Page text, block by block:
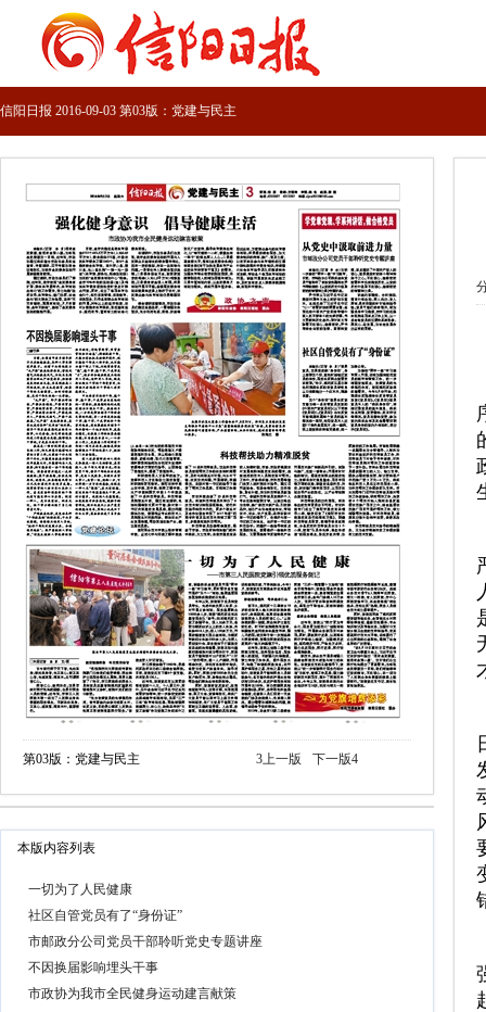
信阳日报 2016-09-03 第03版：党建与民主
第03版：党建与民主 3上一版 下一版4
本版内容列表
一切为了人民健康
社区自管党员有了“身份证”
市邮政分公司党员干部聆听党史专题讲座
不因换届影响埋头干事
市政协为我市全民健身运动建言献策